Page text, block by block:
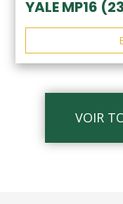
YALE MP16
VOIR